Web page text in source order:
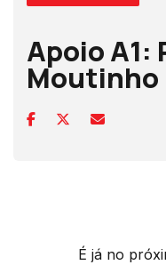
Apoio A1:
Moutinho
É já no